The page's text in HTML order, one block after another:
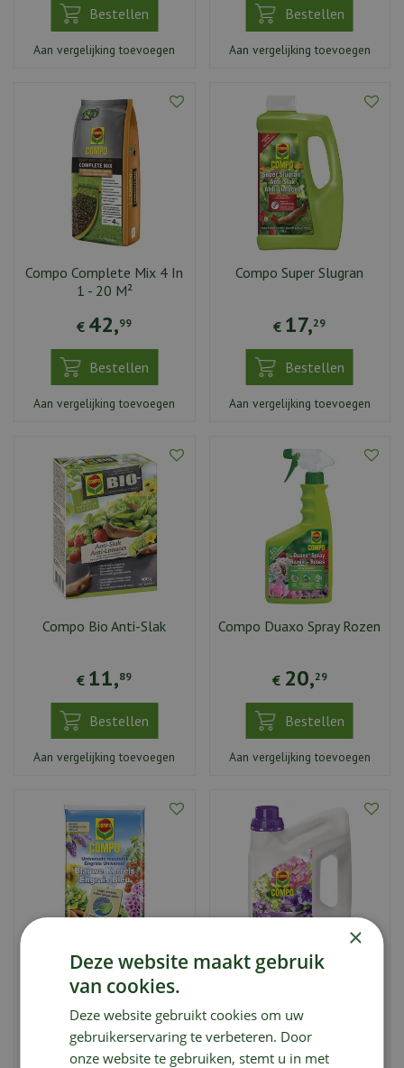
Bestellen
Aan vergelijking toevoegen
Bestellen
Aan vergelijking toevoegen
Compo Complete Mix 4 In
1 - 20 M²
€ 42,99
Bestellen
Aan vergelijking toevoegen
Compo Super Slugran
€ 17,29
Bestellen
Aan vergelijking toevoegen
Compo Bio Anti-Slak
€ 11,89
Bestellen
Aan vergelijking toevoegen
Compo Duaxo Spray Rozen
€ 20,29
Bestellen
Aan vergelijking toevoegen
Compo Universele
Meststof Blauw Novatec
€ 21,
Balkonplanten
€ 19,
×
Deze website maakt gebruik
van cookies.
Deze website gebruikt cookies om uw
gebruikerservaring te verbeteren. Door
onze website te gebruiken, stemt u in met